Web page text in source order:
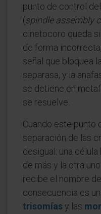
punto de control
(spindle assembly
cinetocoro queda
de forma
señal que bloquea
separasa, y la
se detiene en
se resuelve.
Cuando este punto
separación de las
desigual: una
de más y la otra
recibe el nombre
consecuencia es
trisomíasy las